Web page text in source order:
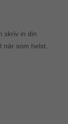
skriv in din
när som helst.